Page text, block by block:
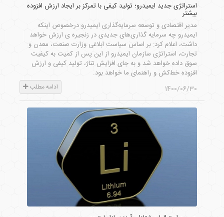
استراتژی جدید ایمیدرو؛ تولید کیفی با تمرکز بر ایجاد ارزش افزوده
بیشتر
مدیر اقتصادی و توسعه سرمایه‌گذاری ایمیدرو درخصوص اینکه
ایمیدرو چه سرمایه گذاری‌های جدیدی در زنجیره ی ارزش خواهد
داشت، اعلام کرد: بر اساس سیاست ابلاغی وزارت صنعت، معدن و
تجارت، استراتژی سازمان ایمیدرو از این پس از کمیت به کیفیت
سوق داده خواهد شد و به جای افزایش تناژ، تولید کیفی و ارزش
افزوده خط‌کش و راهنمای ما خواهد بود.
1400/06/30
ادامه مطلب